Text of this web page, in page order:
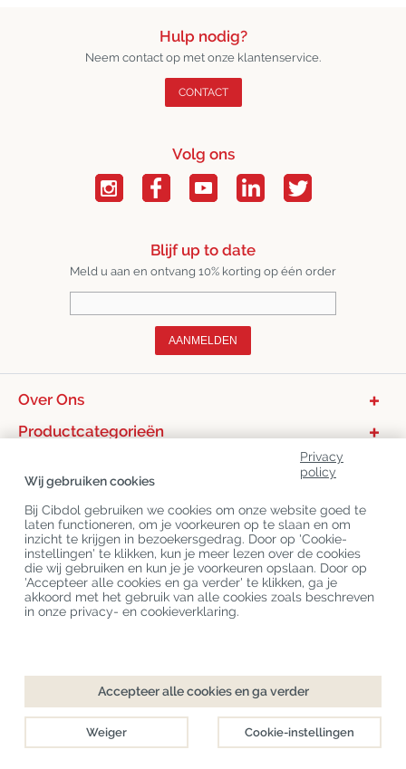
In Winkelwagen Checkout
Direct leverbaar
Hulp nodig?
Neem contact op met onze klantenservice.
CONTACT
Volg ons
Blijf up to date
Meld u aan en ontvang 10% korting op één order
AANMELDEN
Over Ons
Productcategorieën
Privacy
policy
Wij gebruiken cookies
Bij Cibdol gebruiken we cookies om onze website goed te
laten functioneren, om je voorkeuren op te slaan en om
inzicht te krijgen in bezoekersgedrag. Door op 'Cookie-
instellingen' te klikken, kun je meer lezen over de cookies
die wij gebruiken en kun je je voorkeuren opslaan. Door op
'Accepteer alle cookies en ga verder' te klikken, ga je
akkoord met het gebruik van alle cookies zoals beschreven
in onze privacy- en cookieverklaring.
Accepteer alle cookies en ga verder
Weiger Cookie-instellingen
Copyright © Cibdol
Last updated 07-08-2026
Cibdol bv , Handelsweg 1a, 5492NL Sint-Oedenrode, the Netherlands
KvK: 76495035 VAT: NL860644923B01